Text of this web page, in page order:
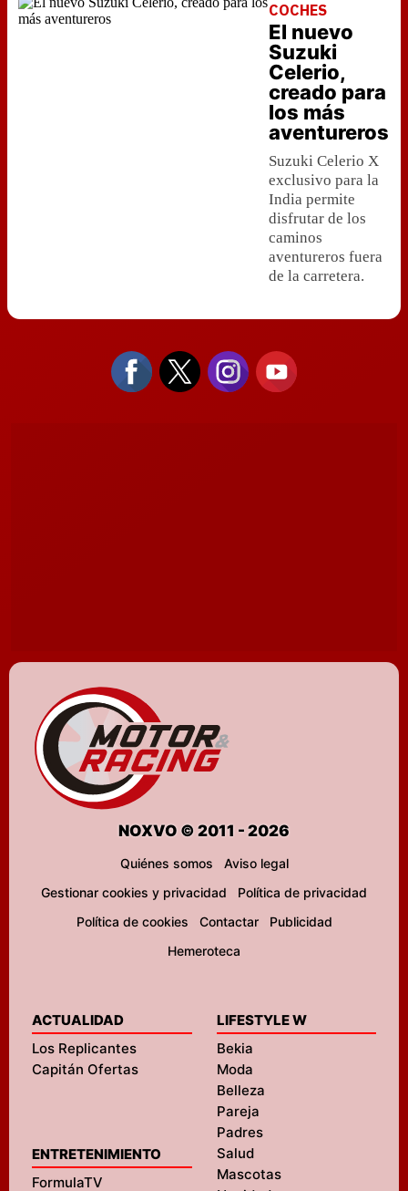
COCHES
El nuevo
Suzuki
Celerio,
creado para
los más
aventureros
Suzuki Celerio X
exclusivo para la
India permite
disfrutar de los
caminos
aventureros fuera
de la carretera.
NOXVO © 2011 - 2026
Quiénes somos
Aviso legal
Gestionar cookies y privacidad
Política de privacidad
Política de cookies
Contactar
Publicidad
Hemeroteca
ACTUALIDAD
Los Replicantes
Capitán Ofertas
ENTRETENIMIENTO
FormulaTV
LIFESTYLE W
Bekia
Moda
Belleza
Pareja
Padres
Salud
Mascotas